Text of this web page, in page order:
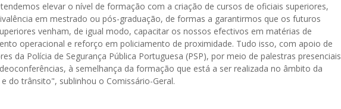
elevar o nível de formação com a criação de cursos de oficiais superiores,
em mestrado ou pós-graduação, de formas a garantirmos que os futuros
venham, de igual modo, capacitar os nossos efectivos em matérias de
operacional e reforço em policiamento de proximidade. Tudo isso, com apoio de
da Polícia de Segurança Pública Portuguesa (PSP), por meio de palestras presenciais
à semelhança da formação que está a ser realizada no âmbito da
do trânsito", sublinhou o Comissário-Geral.